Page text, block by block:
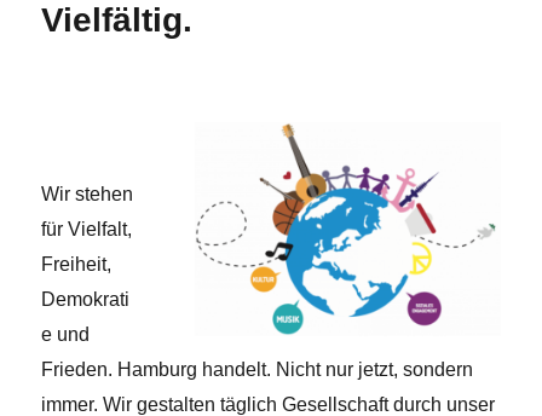
Vielfältig.
Wir stehen
für Vielfalt,
Freiheit,
Demokrati
e und
Frieden. Hamburg handelt. Nicht nur jetzt, sondern
immer. Wir gestalten täglich Gesellschaft durch unser